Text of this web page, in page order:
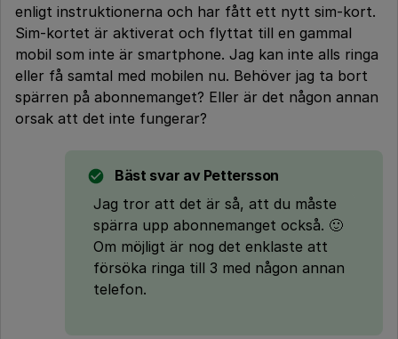
enligt instruktionerna och har fått ett nytt sim-kort.
Sim-kortet är aktiverat och flyttat till en gammal
mobil som inte är smartphone. Jag kan inte alls ringa
eller få samtal med mobilen nu. Behöver jag ta bort
spärren på abonnemanget? Eller är det någon annan
orsak att det inte fungerar?
Bäst svar av Pettersson
Jag tror att det är så, att du måste
spärra upp abonnemanget också. 🙂
Om möjligt är nog det enklaste att
försöka ringa till 3 med någon annan
telefon.